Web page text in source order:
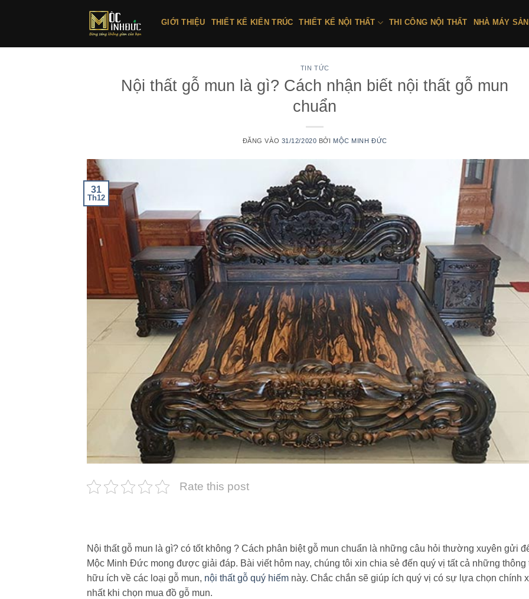
GIỚI THIỆU THIẾT KẾ KIẾN TRÚC THIẾT KẾ NỘI THẤT THI CÔNG NỘI THẤT NHÀ MÁY
TIN TỨC
Nội thất gỗ mun là gì? Cách nhận biết nội thất gỗ mun
chuẩn
ĐĂNG VÀO 31/12/2020 BỞI MỘC MINH ĐỨC
31
Th12
Rate this post
Nội thất gỗ mun là gì? có tốt không ? Cách phân biệt gỗ mun chuẩn là những câu hỏi thường xuyên gửi
Mộc Minh Đức mong được giải đáp. Bài viết hôm nay, chúng tôi xin chia sẻ đến quý vị tất cả những thông
hữu ích về các loại gỗ mun, nội thất gỗ quý hiếm này. Chắc chắn sẽ giúp ích quý vị có sự lựa chọn chính
nhất khi chọn mua đồ gỗ mun.